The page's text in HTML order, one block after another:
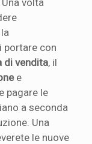
portare con
di vendita, il
e
pagare le
a seconda
Una
le nuove